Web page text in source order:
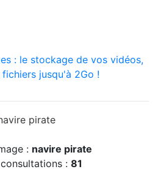
: le stockage de vos vidéos,
jusqu'à 2Go !
: navire pirate
: 81